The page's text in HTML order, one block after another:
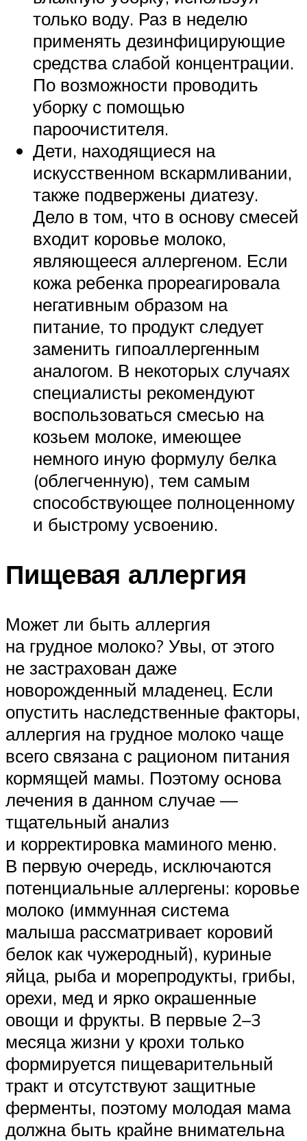
только воду. Раз в неделю
применять дезинфицирующие
средства слабой концентрации.
По возможности проводить
уборку с помощью
пароочистителя.
Дети, находящиеся на
искусственном вскармливании,
также подвержены диатезу.
Дело в том, что в основу смесей
входит коровье молоко,
являющееся аллергеном. Если
кожа ребенка прореагировала
негативным образом на
питание, то продукт следует
заменить гипоаллергенным
аналогом. В некоторых случаях
специалисты рекомендуют
воспользоваться смесью на
козьем молоке, имеющее
немного иную формулу белка
(облегченную), тем самым
способствующее полноценному
и быстрому усвоению.
Пищевая аллергия
Может ли быть аллергия
на грудное молоко? Увы, от этого
не застрахован даже
новорожденный младенец. Если
опустить наследственные факторы,
аллергия на грудное молоко чаще
всего связана с рационом питания
кормящей мамы. Поэтому основа
лечения в данном случае —
тщательный анализ
и корректировка маминого меню.
В первую очередь, исключаются
потенциальные аллергены: коровье
молоко (иммунная система
малыша рассматривает коровий
белок как чужеродный), куриные
яйца, рыба и морепродукты, грибы,
орехи, мед и ярко окрашенные
овощи и фрукты. В первые 2–3
месяца жизни у крохи только
формируется пищеварительный
тракт и отсутствуют защитные
ферменты, поэтому молодая мама
должна быть крайне внимательна